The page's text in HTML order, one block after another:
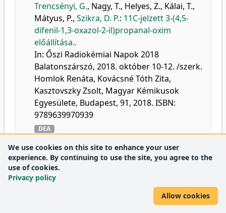
Trencsényi, G., Nagy, T., Helyes, Z., Kálai, T.,
Mátyus, P., Szikra, D. P.: 11C-jelzett 3-(4,5-
difenil-1,3-oxazol-2-il)propanal-oxim
előállítása..
In: Őszi Radiokémiai Napok 2018
Balatonszárszó, 2018. október 10-12. /szerk.
Homlok Renáta, Kovácsné Tóth Zita,
Kasztovszky Zsolt, Magyar Kémikusok
Egyesülete, Budapest, 91, 2018. ISBN:
9789639970939
DEA
39.Mikolajczak, R.,Pawlak, D.,Wojdowska, W.,
Janiak, T.
Cieszykowska, I.
Szikra, D. P.,Nagy,
Cyclotron production of Sc-44 from
We use cookies on this site to enhance your user
experience. By continuing to use the site, you agree to the
use of cookies.
Privacy policy
Allow cookies